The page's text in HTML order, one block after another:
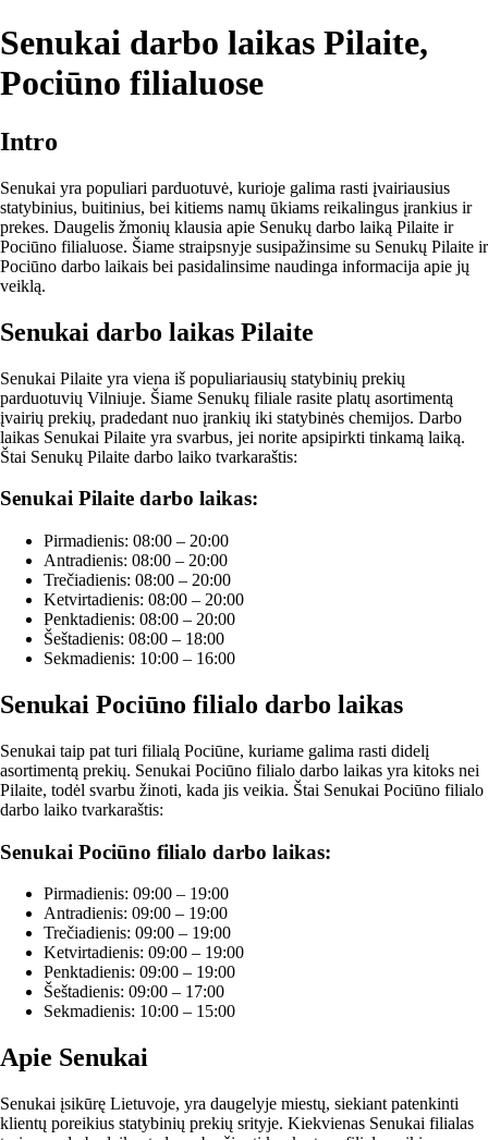
Senukai darbo laikas Pilaite,
Pociūno filialuose
Intro
Senukai yra populiari parduotuvė, kurioje galima rasti įvairiausius
statybinius, buitinius, bei kitiems namų ūkiams reikalingus įrankius ir
prekes. Daugelis žmonių klausia apie Senukų darbo laiką Pilaite ir
Pociūno filialuose. Šiame straipsnyje susipažinsime su Senukų Pilaite ir
Pociūno darbo laikais bei pasidalinsime naudinga informacija apie jų
veiklą.
Senukai darbo laikas Pilaite
Senukai Pilaite yra viena iš populiariausių statybinių prekių
parduotuvių Vilniuje. Šiame Senukų filiale rasite platų asortimentą
įvairių prekių, pradedant nuo įrankių iki statybinės chemijos. Darbo
laikas Senukai Pilaite yra svarbus, jei norite apsipirkti tinkamą laiką.
Štai Senukų Pilaite darbo laiko tvarkaraštis:
Senukai Pilaite darbo laikas:
Pirmadienis: 08:00 – 20:00
Antradienis: 08:00 – 20:00
Trečiadienis: 08:00 – 20:00
Ketvirtadienis: 08:00 – 20:00
Penktadienis: 08:00 – 20:00
Šeštadienis: 08:00 – 18:00
Sekmadienis: 10:00 – 16:00
Senukai Pociūno filialo darbo laikas
Senukai taip pat turi filialą Pociūne, kuriame galima rasti didelį
asortimentą prekių. Senukai Pociūno filialo darbo laikas yra kitoks nei
Pilaite, todėl svarbu žinoti, kada jis veikia. Štai Senukai Pociūno filialo
darbo laiko tvarkaraštis:
Senukai Pociūno filialo darbo laikas:
Pirmadienis: 09:00 – 19:00
Antradienis: 09:00 – 19:00
Trečiadienis: 09:00 – 19:00
Ketvirtadienis: 09:00 – 19:00
Penktadienis: 09:00 – 19:00
Šeštadienis: 09:00 – 17:00
Sekmadienis: 10:00 – 15:00
Apie Senukai
Senukai įsikūrę Lietuvoje, yra daugelyje miestų, siekiant patenkinti
klientų poreikius statybinių prekių srityje. Kiekvienas Senukai filialas